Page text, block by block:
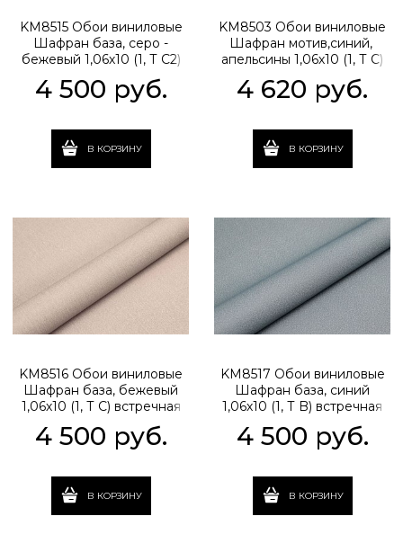
KM8515 Обои виниловые
Шафран база, серо -
бежевый 1,06х10 (1, Т C2)
встречная стыковка
4 500 руб.
В КОРЗИНУ
KM8503 Обои виниловые
Шафран мотив,синий,
апельсины 1,06х10 (1, Т C)
прямая стыковка
4 620 руб.
В КОРЗИНУ
KM8516 Обои виниловые
Шафран база, бежевый
1,06х10 (1, Т C) встречная
4 500 руб.
В КОРЗИНУ
KM8517 Обои виниловые
Шафран база, синий
1,06х10 (1, Т B) встречная
4 500 руб.
В КОРЗИНУ